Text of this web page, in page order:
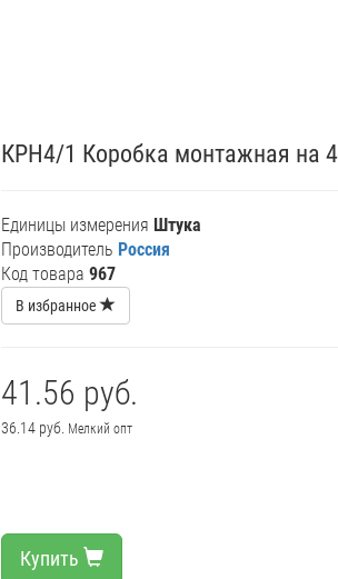
КРН4/1 Коробка монтажная на
Единицы измерения Штука
Производитель Россия
Код товара 967
В избранное
41.56 руб.
36.14 руб. Мелкий опт
Купить